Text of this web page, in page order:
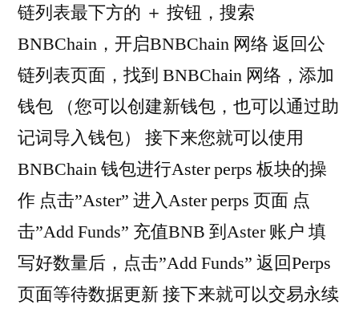
链列表最下方的 ＋ 按钮，搜索
BNBChain，开启BNBChain 网络 返回公
链列表页面，找到 BNBChain 网络，添加
钱包 （您可以创建新钱包，也可以通过助
记词导入钱包） 接下来您就可以使用
BNBChain 钱包进行Aster perps 板块的操
作 点击”Aster” 进入Aster perps 页面 点
击”Add Funds” 充值BNB 到Aster 账户 填
写好数量后，点击”Add Funds” 返回Perps
页面等待数据更新 接下来就可以交易永续